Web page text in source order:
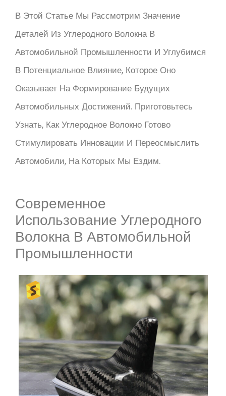
В Этой Статье Мы Рассмотрим Значение
Деталей Из Углеродного Волокна В
Автомобильной Промышленности И Углубимся
В Потенциальное Влияние, Которое Оно
Оказывает На Формирование Будущих
Автомобильных Достижений. Приготовьтесь
Узнать, Как Углеродное Волокно Готово
Стимулировать Инновации И Переосмыслить
Автомобили, На Которых Мы Ездим.
Современное
Использование Углеродного
Волокна В Автомобильной
Промышленности